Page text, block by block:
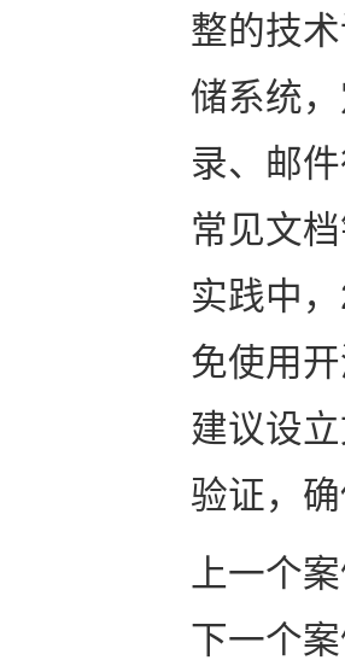
整的技
储系统
录、邮
常见文
实践中
免使用
建议设
验证，
上一个
下一个